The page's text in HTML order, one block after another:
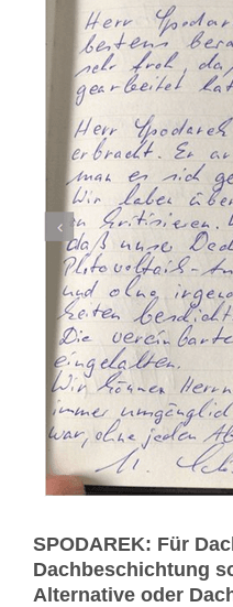
SPODAREK: Für
Dachbeschichtung
Alternative oder